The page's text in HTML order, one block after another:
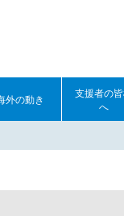
外の動き
支援者の
へ